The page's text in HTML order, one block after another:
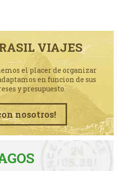
VIAJES
el placer de organizar
en funcion de sus
y presupuesto.
nosotros!